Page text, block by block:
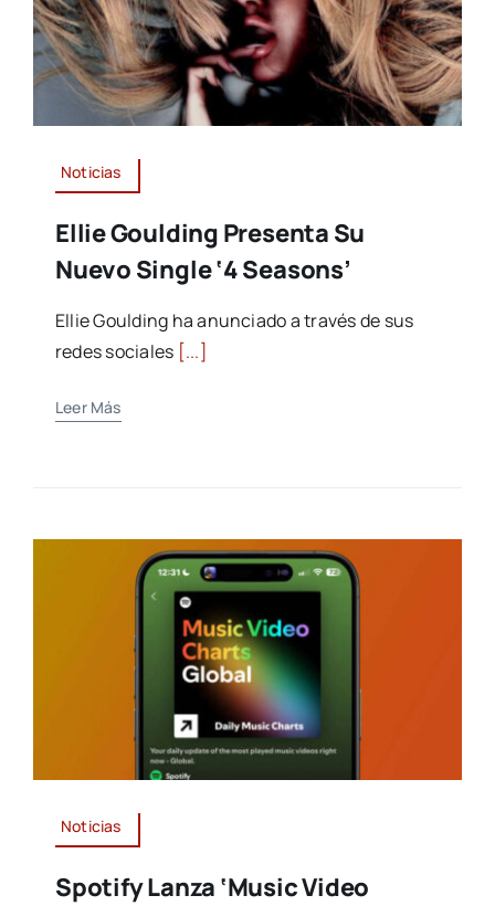
Noticias
Ellie Goulding Presenta Su
Nuevo Single ‘4 Seasons’
Ellie Goulding ha anunciado a través de sus
redes sociales [...]
Leer Más
Noticias
Spotify Lanza ‘Music Video